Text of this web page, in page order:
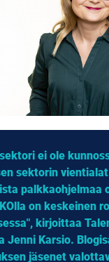
ei ole
sektorin
palkkaohjelmaa
on keskeinen
kirjoittaa
Jenni Karsio.
jäsenet